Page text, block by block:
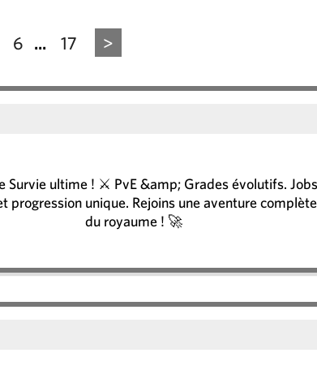
6 ... 17 >
Survie ultime ! ⚔️ PvE &amp; Grades évolutifs.
progression unique. Rejoins une aventure
du royaume ! 🚀